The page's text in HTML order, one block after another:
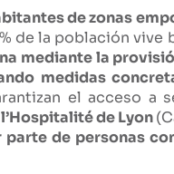
de zonas
de la población vive
mediante la
medidas
el acceso a
de Lyon
de personas